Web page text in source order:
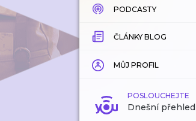
PODCASTY
KATALOG
KATEGORIE
ZÁLOŽKY
ČLÁNKY BLOG
MŮJ PROFIL
POSLOUCHEJTE
Dnešní přehled